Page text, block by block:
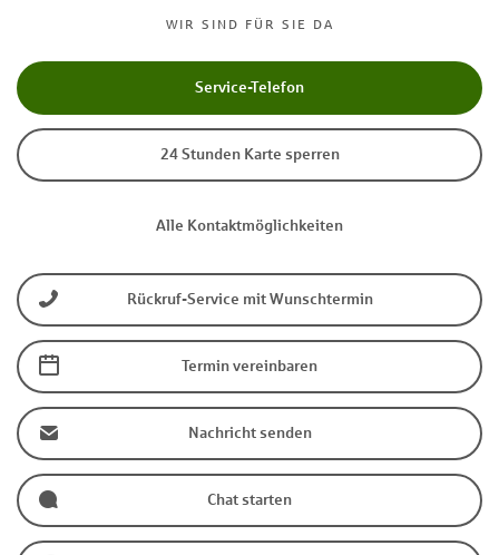
WIR SIND FÜR SIE DA
Service-Telefon
24 Stunden Karte sperren
Alle Kontaktmöglichkeiten
Rückruf-Service mit Wunschtermin
Termin vereinbaren
Nachricht senden
Chat starten